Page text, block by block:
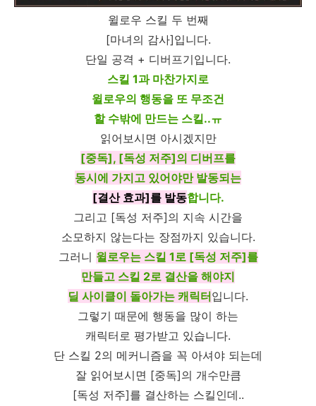
윌로우 스킬 두 번째
[마녀의 감사]입니다.
단일 공격 + 디버프기입니다.
스킬 1과 마찬가지로
윌로우의 행동을 또 무조건
할 수밖에 만드는 스킬..ㅠ
읽어보시면 아시겠지만
[중독], [독성 저주]의 디버프를
동시에 가지고 있어야만 발동되는
[결산 효과]를 발동합니다.
그리고 [독성 저주]의 지속 시간을
소모하지 않는다는 장점까지 있습니다.
그러니 윌로우는 스킬 1로 [독성 저주]를
만들고 스킬 2로 결산을 해야지
딜 사이클이 돌아가는 캐릭터입니다.
그렇기 때문에 행동을 많이 하는
캐릭터로 평가받고 있습니다.
단 스킬 2의 메커니즘을 꼭 아셔야 되는데
잘 읽어보시면 [중독]의 개수만큼
[독성 저주]를 결산하는 스킬인데..